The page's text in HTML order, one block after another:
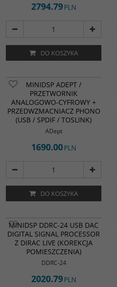
2794.79PLN
DO KOSZYKA
miniDSP ADept to wysokiej jakości
przetwornik analogowo-cyfrowy
połączony z przedwzmacniaczem
phono MM/MC. Obsługuje
próbkowanie do 192 kHz, oferuje
wyjścia USB-C, SPDIF i Toslink, a
jego wysoka jakość (SNR ~122-123
dB, THD + N do –117 dB) sprawia,
digitalizacji winyli, podłączenia
zastosowań studyjnych.
MINIDSP ADEPT /
PRZETWORNIK
ANALOGOWO-CYFROWY +
PRZEDWZMACNIACZ PHONO
(USB / SPDIF / TOSLINK)
ADept
1690.00PLN
DO KOSZYKA
MINIDSP DDRC-24 USB DAC
DIGITAL SIGNAL PROCESSOR
Z DIRAC LIVE (KOREKCJA
POMIESZCZENIA)
DDRC-24
2020.79PLN